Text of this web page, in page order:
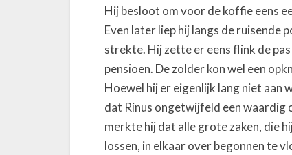
t
u
,
H
o
l
l
Hij besloot om voor de koffie eens
Even later liep hij langs de ruisende
strekte. Hij zette er eens flink de
pensioen. De zolder kon wel een
Hoewel hij er eigenlijk lang niet aan
dat Rinus ongetwijfeld een waardig
merkte hij dat alle grote zaken, die
lossen, in elkaar over begonnen te